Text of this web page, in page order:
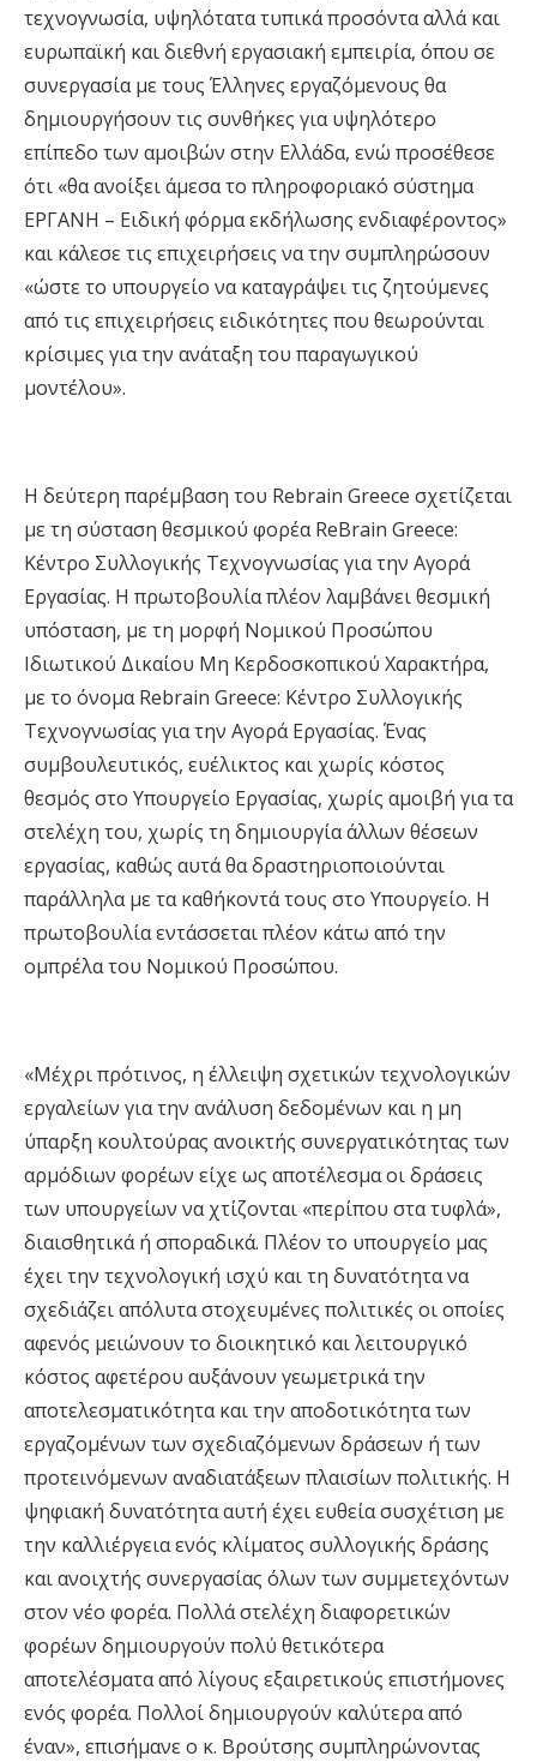
τεχνογνωσία, υψηλότατα τυπικά προσόντα αλλά και
ευρωπαϊκή και διεθνή εργασιακή εμπειρία, όπου σε
συνεργασία με τους Έλληνες εργαζόμενους θα
δημιουργήσουν τις συνθήκες για υψηλότερο
επίπεδο των αμοιβών στην Ελλάδα, ενώ προσέθεσε
ότι «θα ανοίξει άμεσα το πληροφοριακό σύστημα
ΕΡΓΑΝΗ – Ειδική φόρμα εκδήλωσης ενδιαφέροντος»
και κάλεσε τις επιχειρήσεις να την συμπληρώσουν
«ώστε το υπουργείο να καταγράψει τις ζητούμενες
από τις επιχειρήσεις ειδικότητες που θεωρούνται
κρίσιμες για την ανάταξη του παραγωγικού
μοντέλου».
Η δεύτερη παρέμβαση του Rebrain Greece σχετίζεται
με τη σύσταση θεσμικού φορέα ReΒrain Greece:
Κέντρο Συλλογικής Τεχνογνωσίας για την Αγορά
Εργασίας. H πρωτοβουλία πλέον λαμβάνει θεσμική
υπόσταση, με τη μορφή Νομικού Προσώπου
Ιδιωτικού Δικαίου Μη Κερδοσκοπικού Χαρακτήρα,
με το όνομα Rebrain Greece: Κέντρο Συλλογικής
Τεχνογνωσίας για την Αγορά Εργασίας. Ένας
συμβουλευτικός, ευέλικτος και χωρίς κόστος
θεσμός στο Υπουργείο Εργασίας, χωρίς αμοιβή για τα
στελέχη του, χωρίς τη δημιουργία άλλων θέσεων
εργασίας, καθώς αυτά θα δραστηριοποιούνται
παράλληλα με τα καθήκοντά τους στο Υπουργείο. Η
πρωτοβουλία εντάσσεται πλέον κάτω από την
ομπρέλα του Νομικού Προσώπου.
«Μέχρι πρότινος, η έλλειψη σχετικών τεχνολογικών
εργαλείων για την ανάλυση δεδομένων και η μη
ύπαρξη κουλτούρας ανοικτής συνεργατικότητας των
αρμόδιων φορέων είχε ως αποτέλεσμα οι δράσεις
των υπουργείων να χτίζονται «περίπου στα τυφλά»,
διαισθητικά ή σποραδικά. Πλέον το υπουργείο μας
έχει την τεχνολογική ισχύ και τη δυνατότητα να
σχεδιάζει απόλυτα στοχευμένες πολιτικές οι οποίες
αφενός μειώνουν το διοικητικό και λειτουργικό
κόστος αφετέρου αυξάνουν γεωμετρικά την
αποτελεσματικότητα και την αποδοτικότητα των
εργαζομένων των σχεδιαζόμενων δράσεων ή των
προτεινόμενων αναδιατάξεων πλαισίων πολιτικής. Η
ψηφιακή δυνατότητα αυτή έχει ευθεία συσχέτιση με
την καλλιέργεια ενός κλίματος συλλογικής δράσης
και ανοιχτής συνεργασίας όλων των συμμετεχόντων
στον νέο φορέα. Πολλά στελέχη διαφορετικών
φορέων δημιουργούν πολύ θετικότερα
αποτελέσματα από λίγους εξαιρετικούς επιστήμονες
ενός φορέα. Πολλοί δημιουργούν καλύτερα από
έναν», επισήμανε ο κ. Βρούτσης συμπληρώνοντας